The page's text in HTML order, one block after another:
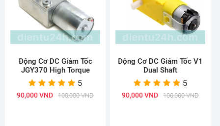
Động Cơ DC Giảm Tốc
JGY370 High Torque
5
90,000 VND 100,000 VND
Động Cơ DC Giảm Tốc V1
Dual Shaft
5
90,000 VND 100,000 VND